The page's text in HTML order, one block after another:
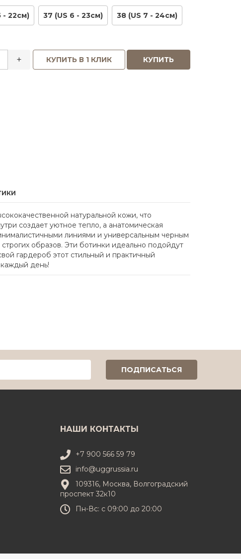
- 22см) 37 (US 6 - 23см) 38 (US 7 - 24см)
+ КУПИТЬ В 1 КЛИК КУПИТЬ
натуральной кожи, что
создает уютное тепло, а анатомическая
линиями и универсальным черным
образов. Эти ботинки идеально подойдут
гардероб этот стильный и практичный
день!
НАШИ КОНТАКТЫ
+7 900 566 59 79
info@uggrussia.ru
109316, Москва, Волгоградский
проспект 32к10
Пн-Вс: с 09:00 до 20:00